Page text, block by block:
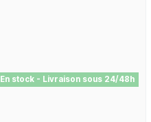
En stock - Livraison sous 24/48h